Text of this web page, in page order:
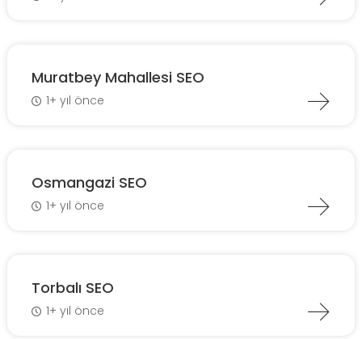
Muratbey Mahallesi SEO
1+ yıl önce
Osmangazi SEO
1+ yıl önce
Torbalı SEO
1+ yıl önce